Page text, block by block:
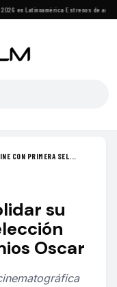
en Latinoamérica·Estrenos de
CON PRIMERA SEL...
su
Oscar